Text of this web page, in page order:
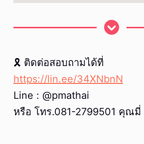
🎗 ติดต่อสอบถามได้ที่
https://lin.ee/34XNbnN
Line : @pmathai
หรือ โทร.081-2799501 คุณมี่